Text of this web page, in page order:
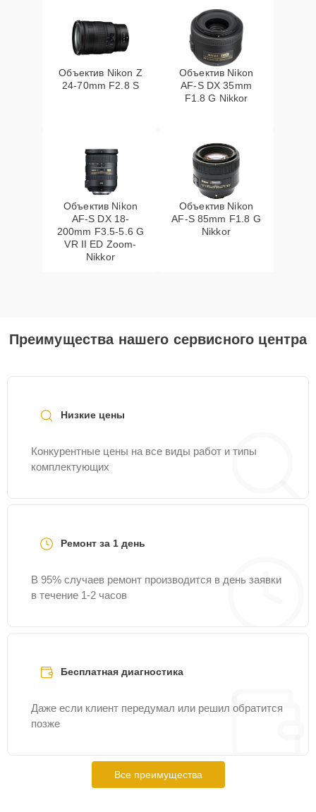
Объектив Nikon Z
24-70mm F2.8 S
Объектив Nikon
AF-S DX 35mm
F1.8 G Nikkor
Объектив Nikon
AF-S DX 18-
200mm F3.5-5.6 G
VR II ED Zoom-
Nikkor
Объектив Nikon
AF-S 85mm F1.8 G
Nikkor
Преимущества нашего сервисного центра
Низкие цены
Конкурентные цены на все виды работ и типы
комплектующих
Ремонт за 1 день
В 95% случаев ремонт производится в день заявки
в течение 1-2 часов
Бесплатная диагностика
Даже если клиент передумал или решил обратится
позже
Все преимущества